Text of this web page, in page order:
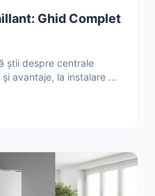
Ghid Complet
știi despre centrale
avantaje, la instalare și